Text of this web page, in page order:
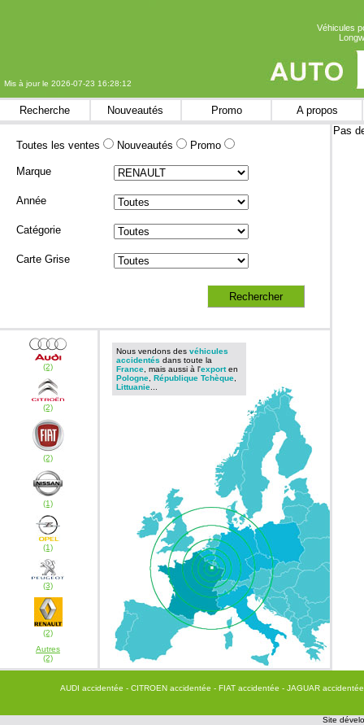
Véhicules
Mis à jour le 2026-07-23 16:28:12
Recherche Nouveautés Promo A propos
Toutes les ventes Nouveautés Promo
Marque
Année
Catégorie
Carte Grise
(2)
(2)
(2)
(1)
(1)
(3)
(2)
Autres
(2)
Nous vendons des véhicules
accidentés dans toute la
France , mais aussi à l'exporten
Pologne République Tchèque
Littuanie
Pas
AUDI accidentée - CITROEN accidentée - FIAT accidentée - JAGUAR
Site